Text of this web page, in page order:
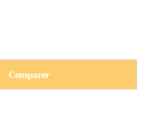
Comparer